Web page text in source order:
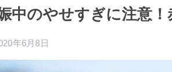
中のやせすぎに注意
年6月8日